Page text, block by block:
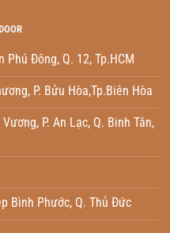
Phú Đông, Q. 12, Tp.HCM
P. Bửu Hòa,Tp.Biên Hòa
P. An Lạc, Q. Binh Tân,
Bình Phước, Q. Thủ Đức